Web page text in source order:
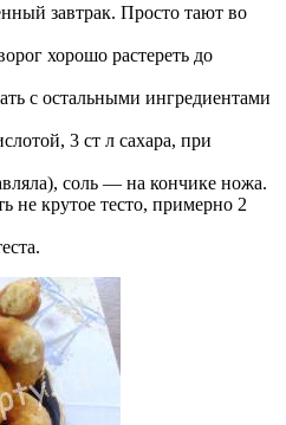
завтрак. Просто тают во
хорошо растереть до
с остальными ингредиентами
3 ст л сахара, при
соль — на кончике ножа.
не крутое тесто, примерно 2